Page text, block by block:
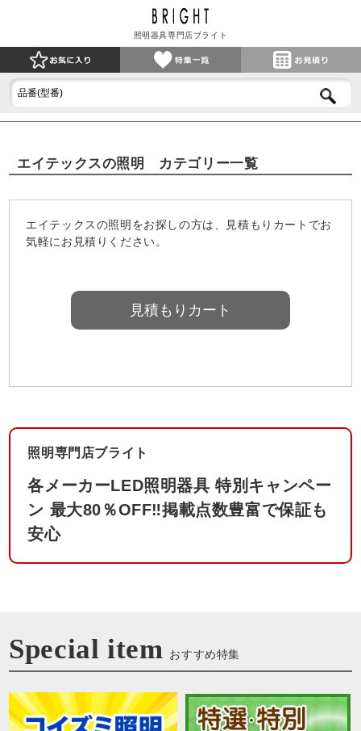
照明器具専門店ブライト
エイテックスの照明 カテゴリー一覧
エイテックスの照明をお探しの方は、見積もりカートでお
気軽にお見積りください。
見積もりカート
照明専門店ブライト
各メーカーLED照明器具 特別キャンペー
ン 最⼤80％OFF‼掲載点数豊富で保証も
安心
Special item おすすめ特集